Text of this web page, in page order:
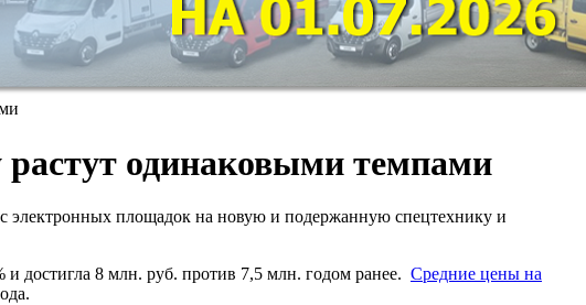
одинаковыми темпами
площадок на новую и подержанную спецтехнику и
и достигла 8 млн. руб. против 7,5 млн. годом ранее. Средние цены на